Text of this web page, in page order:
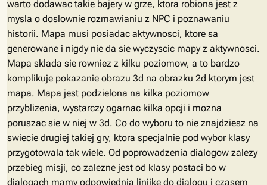
warto dodawac takie bajery w grze, ktora robiona jest z
mysla o doslownie rozmawianiu z NPC i poznawaniu
historii. Mapa musi posiadac aktywnosci, ktore sa
generowane i nigdy nie da sie wyczyscic mapy z aktywnosci.
Mapa sklada sie rowniez z kilku poziomow, a to bardzo
komplikuje pokazanie obrazu 3d na obrazku 2d ktorym jest
mapa. Mapa jest podzielona na kilka poziomow
przyblizenia, wystarczy ogarnac kilka opcji i mozna
poruszac sie w niej w 3d. Co do wyboru to nie znajdziesz na
swiecie drugiej takiej gry, ktora specjalnie pod wybor klasy
przygotowala tak wiele. Od poprowadzenia dialogow zalezy
przebieg misji, co zalezne jest od klasy postaci bo w
dialogach mamy odpowiednia linijke do dialogu i czasem